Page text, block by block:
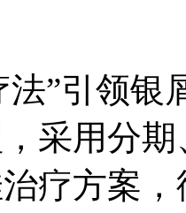
法”引领银
采用分
疗方案